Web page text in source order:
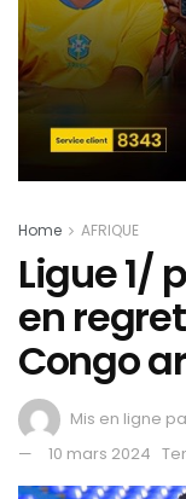
Home AFRIQUE
Ligue 1/
en
Congo
Mis en ligne
10 mars 2024